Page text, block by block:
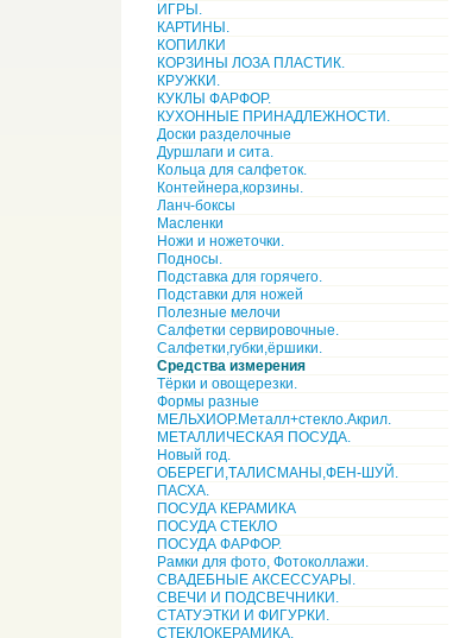
ИГРЫ.
КАРТИНЫ.
КОПИЛКИ
КОРЗИНЫ ЛОЗА ПЛАСТИК.
КРУЖКИ.
КУКЛЫ ФАРФОР.
КУХОННЫЕ ПРИНАДЛЕЖНОСТИ.
Доски разделочные
Дуршлаги и сита.
Кольца для салфеток.
Контейнера,корзины.
Ланч-боксы
Масленки
Ножи и ножеточки.
Подносы.
Подставка для горячего.
Подставки для ножей
Полезные мелочи
Салфетки сервировочные.
Салфетки,губки,ёршики.
Средства измерения
Тёрки и овощерезки.
Формы разные
МЕЛЬХИОР.Металл+стекло.Акрил.
МЕТАЛЛИЧЕСКАЯ ПОСУДА.
Новый год.
ОБЕРЕГИ,ТАЛИСМАНЫ,ФЕН-ШУЙ.
ПАСХА.
ПОСУДА КЕРАМИКА
ПОСУДА СТЕКЛО
ПОСУДА ФАРФОР.
Рамки для фото, Фотоколлажи.
СВАДЕБНЫЕ АКСЕССУАРЫ.
СВЕЧИ И ПОДСВЕЧНИКИ.
СТАТУЭТКИ И ФИГУРКИ.
СТЕКЛОКЕРАМИКА.